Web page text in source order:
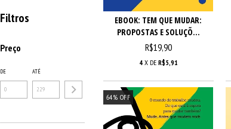
Filtros
Preço
DE ATÉ
EBOOK: TEM QUE MUDAR:
PROPOSTAS E SOLUÇÕ...
R$19,90
4 X DE R$5,91
64% OFF